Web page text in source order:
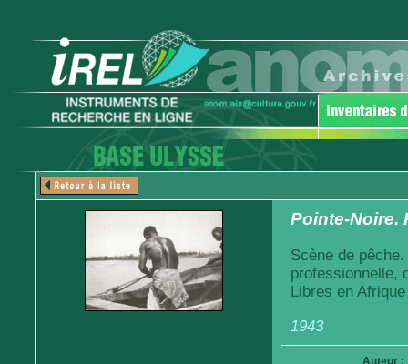
Pointe-Noire.
Scène de
professionnelle,
Libres en
1943
Auteur :